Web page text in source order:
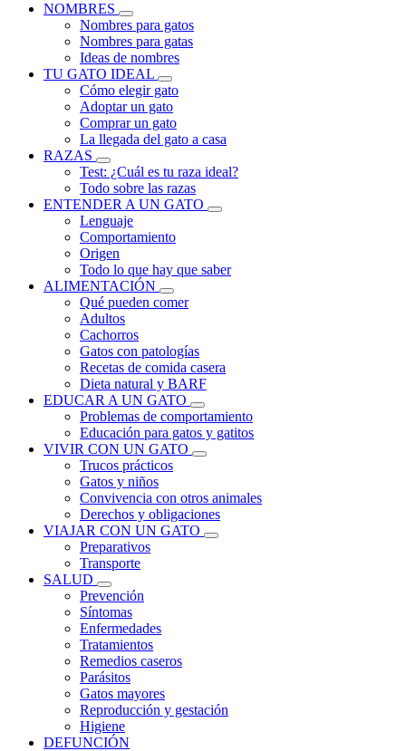
NOMBRES
Nombres para gatos
Nombres para gatas
Ideas de nombres
TU GATO IDEAL
Cómo elegir gato
Adoptar un gato
Comprar un gato
La llegada del gato a casa
RAZAS
Test: ¿Cuál es tu raza ideal?
Todo sobre las razas
ENTENDER A UN GATO
Lenguaje
Comportamiento
Origen
Todo lo que hay que saber
ALIMENTACIÓN
Qué pueden comer
Adultos
Cachorros
Gatos con patologías
Recetas de comida casera
Dieta natural y BARF
EDUCAR A UN GATO
Problemas de comportamiento
Educación para gatos y gatitos
VIVIR CON UN GATO
Trucos prácticos
Gatos y niños
Convivencia con otros animales
Derechos y obligaciones
VIAJAR CON UN GATO
Preparativos
Transporte
SALUD
Prevención
Síntomas
Enfermedades
Tratamientos
Remedios caseros
Parásitos
Gatos mayores
Reproducción y gestación
Higiene
DEFUNCIÓN